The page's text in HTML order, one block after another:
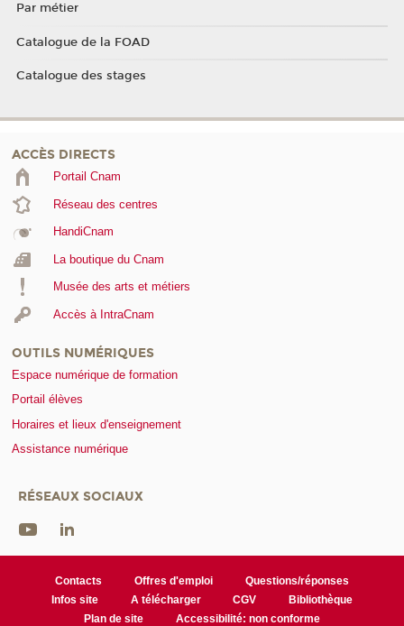
Par métier
Catalogue de la FOAD
Catalogue des stages
ACCÈS DIRECTS
Portail Cnam
Réseau des centres
HandiCnam
La boutique du Cnam
Musée des arts et métiers
Accès à IntraCnam
OUTILS NUMÉRIQUES
Espace numérique de formation
Portail élèves
Horaires et lieux d'enseignement
Assistance numérique
RÉSEAUX SOCIAUX
Contacts Offres d'emploi
Questions/réponses
Infos site
A télécharger CGV
Bibliothèque
Plan de site
Accessibilité: non conforme